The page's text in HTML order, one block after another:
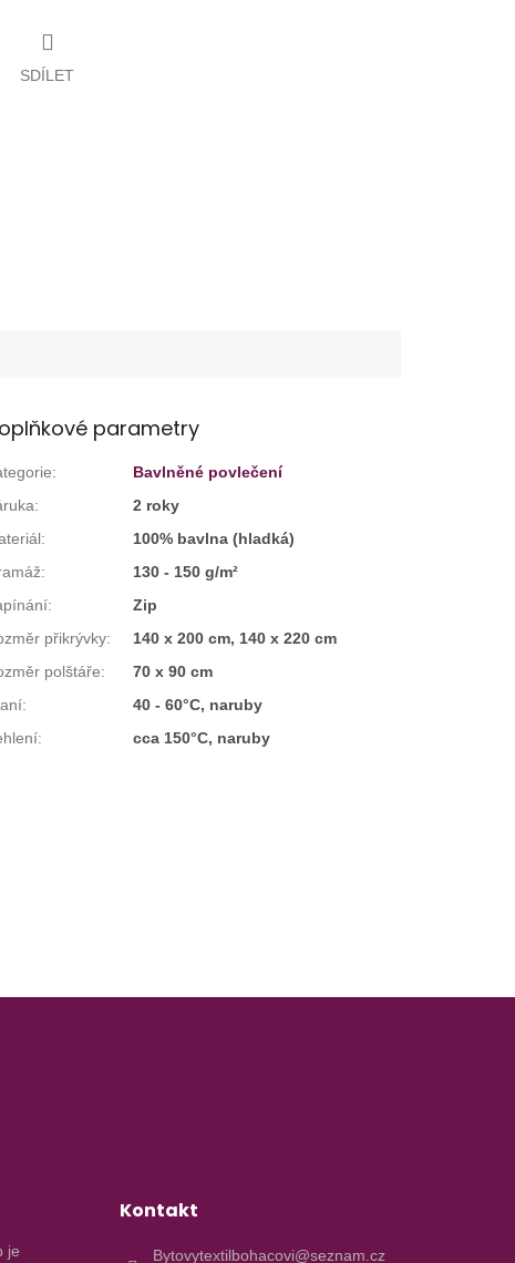
SDÍLET
parametry
:
Bavlněné povlečení
:
2 roky
:
100% bavlna (hladká)
:
130 - 150 g/m²
:
Zip
přikrývky:
140 x 200 cm, 140 x 220 cm
polštáře:
70 x 90 cm
:
40 - 60°C, naruby
: cca 150°C, naruby
je
Kontakt
Bytovytextilbohacovi@seznam.cz